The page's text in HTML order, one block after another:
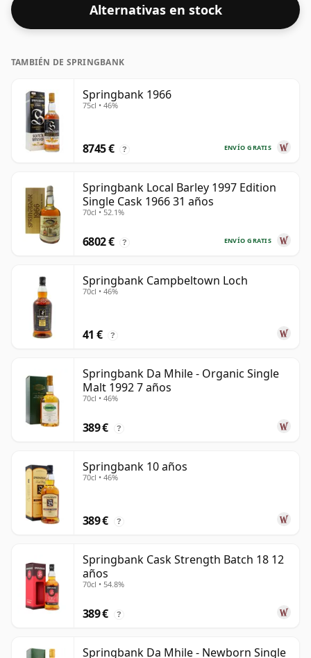
Alternativas en stock
TAMBIÉN DE SPRINGBANK
Springbank 1966
75cl • 46%
ENVÍO GRATIS
8745 € ?
Springbank Local Barley 1997 Edition
Single Cask 1966 31 años
70cl • 52.1%
ENVÍO GRATIS
6802 € ?
Springbank Campbeltown Loch
70cl • 46%
41 € ?
Springbank Da Mhile - Organic Single
Malt 1992 7 años
70cl • 46%
389 € ?
Springbank 10 años
70cl • 46%
389 € ?
Springbank Cask Strength Batch 18 12
años
70cl • 54.8%
389 € ?
Springbank Da Mhile - Newborn Single